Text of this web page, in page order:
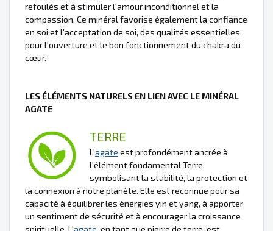
refoulés et à stimuler l'amour inconditionnel et la
compassion. Ce minéral favorise également la confiance
en soi et l'acceptation de soi, des qualités essentielles
pour l'ouverture et le bon fonctionnement du chakra du
cœur.
LES ÉLÉMENTS NATURELS EN LIEN AVEC LE MINÉRAL
AGATE
TERRE
L'agate est profondément ancrée à
l'élément fondamental Terre,
symbolisant la stabilité, la protection et
la connexion à notre planète. Elle est reconnue pour sa
capacité à équilibrer les énergies yin et yang, à apporter
un sentiment de sécurité et à encourager la croissance
spirituelle. L'agate, en tant que pierre de terre, est